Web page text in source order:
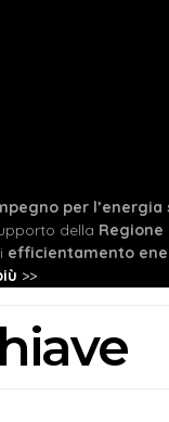
per l’energia
della Regione
efficientamento
>>